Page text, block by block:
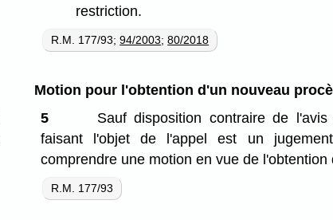
restriction.
R.M. 177/93;94/2003;80/2018
Motion pour l'obtention d'un nouveau
5
Sauf disposition contraire de
faisant l'objet de l'appel est un
comprendre une motion en vue de l'obtention
R.M. 177/93